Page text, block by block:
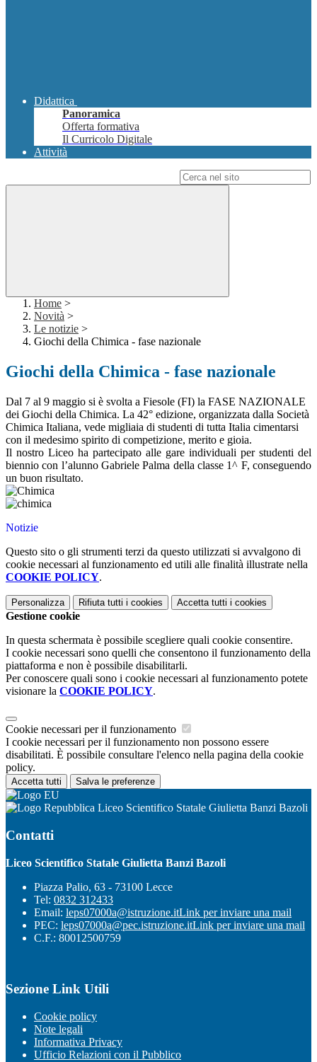
Didattica
Panoramica
Offerta formativa
Il Curricolo Digitale
Attività
Home >
Novità >
Le notizie >
Giochi della Chimica - fase nazionale
Giochi della Chimica - fase nazionale
Dal 7 al 9 maggio si è svolta a Fiesole (FI) la FASE NAZIONALE
dei Giochi della Chimica. La 42° edizione, organizzata dalla Società
Chimica Italiana, vede migliaia di studenti di tutta Italia cimentarsi
con il medesimo spirito di competizione, merito e gioia.
Il nostro Liceo ha partecipato alle gare individuali per studenti del
biennio con l’alunno Gabriele Palma della classe 1^ F, conseguendo
un buon risultato.
Notizie
Questo sito o gli strumenti terzi da questo utilizzati si avvalgono di
cookie necessari al funzionamento ed utili alle finalità illustrate nella
COOKIE POLICY.
Personalizza Rifiuta tutti i cookies Accetta tutti i cookies
Gestione cookie
In questa schermata è possibile scegliere quali cookie consentire.
I cookie necessari sono quelli che consentono il funzionamento della
piattaforma e non è possibile disabilitarli.
Per conoscere quali sono i cookie necessari al funzionamento potete
visionare la COOKIE POLICY.
Cookie necessari per il funzionamento
I cookie necessari per il funzionamento non possono essere
disabilitati. È possibile consultare l'elenco nella pagina della cookie
policy.
Accetta tutti Salva le preferenze
Liceo Scientifico Statale Giulietta Banzi Bazoli
Contatti
Liceo Scientifico Statale Giulietta Banzi Bazoli
Piazza Palio, 63 - 73100 Lecce
Tel: 0832 312433
Email: leps07000a@istruzione.itLink per inviare una mail
PEC: leps07000a@pec.istruzione.itLink per inviare una mail
C.F.: 80012500759
Sezione Link Utili
Cookie policy
Note legali
Informativa Privacy
Ufficio Relazioni con il Pubblico